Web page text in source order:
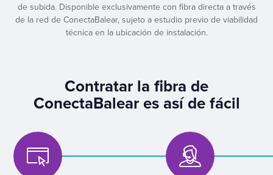
de subida. Disponible exclusivamente con fibra directa a través
de la red de ConectaBalear, sujeto a estudio previo de viabilidad
técnica en la ubicación de instalación.
Contratar la fibra de
ConectaBalear es así de fácil